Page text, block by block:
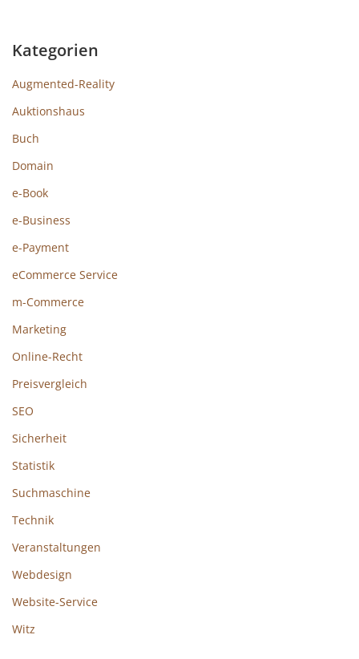
Kategorien
Augmented-Reality
Auktionshaus
Buch
Domain
e-Book
e-Business
e-Payment
eCommerce Service
m-Commerce
Marketing
Online-Recht
Preisvergleich
SEO
Sicherheit
Statistik
Suchmaschine
Technik
Veranstaltungen
Webdesign
Website-Service
Witz